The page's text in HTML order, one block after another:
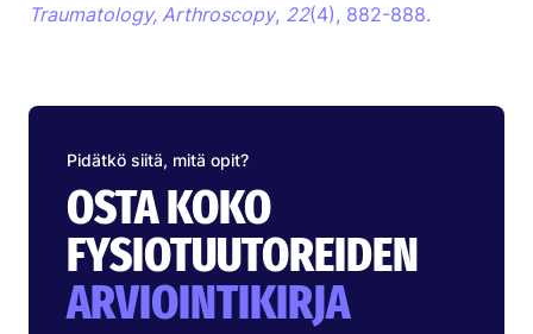
Traumatology, Arthroscopy, 22(4), 882-888.
Pidätkö siitä, mitä opit?
OSTA KOKO
FYSIOTUUTOREIDEN
ARVIOINTIKIRJA